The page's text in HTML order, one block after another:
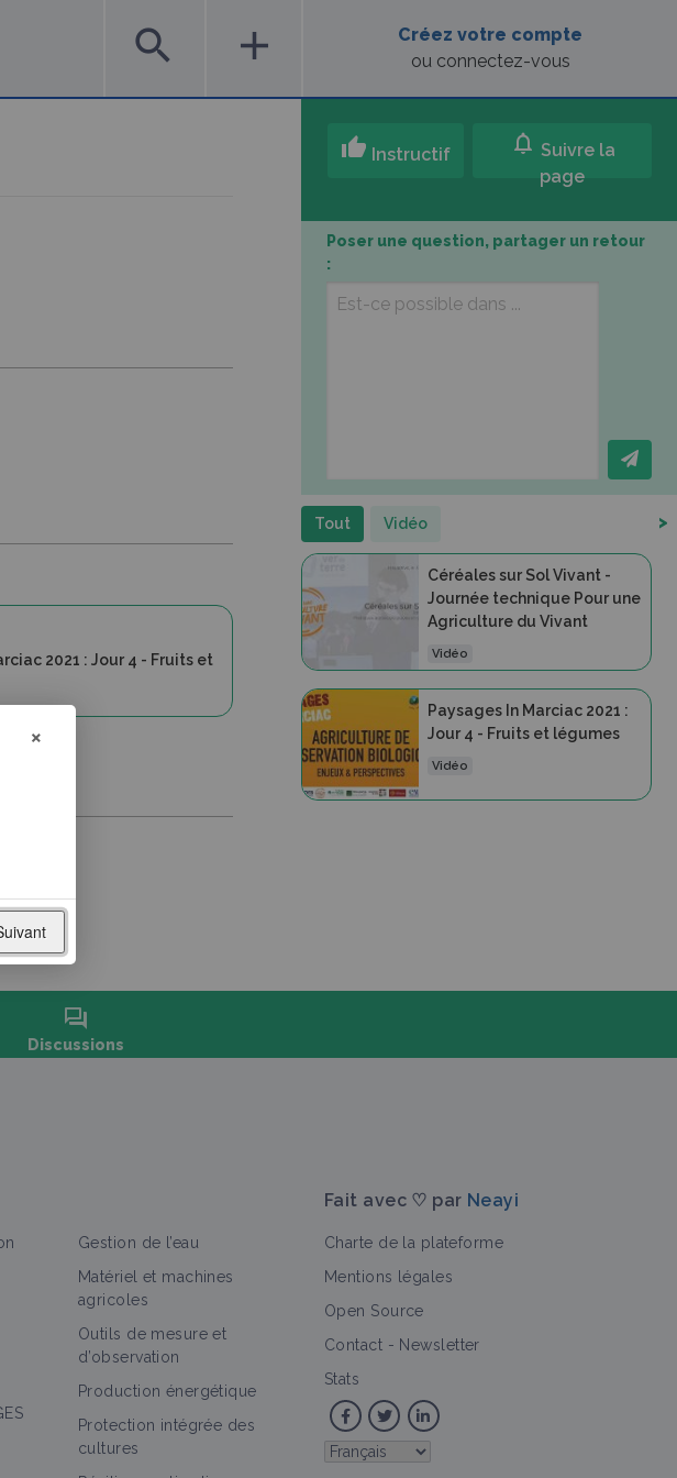
search add
Créez votre compte
ou connectez-vous
2021 : Jour 4 - Fruits et
thumb_up Instructif notifications Suivre la
page
Poser une question, partager un retour
:
Tout Vidéo >
Céréales sur Sol Vivant -
Journée technique Pour une
Agriculture du Vivant
Vidéo
Paysages In Marciac 2021 :
Jour 4 - Fruits et légumes
Vidéo
forum
Discussions
>
- Journée
Agriculture du Vivant
Gestion de l’eau
Matériel et machines
agricoles
Outils de mesure et
d’observation
Production énergétique
Protection intégrée des
cultures
Fait avec ♡ par Neayi
Charte de la plateforme
Mentions légales
Open Source
Contact - Newsletter
Stats
×